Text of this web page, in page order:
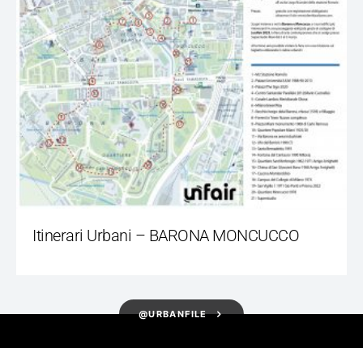
Itinerari Urbani – BARONA MONCUCCO
@URBANFILE